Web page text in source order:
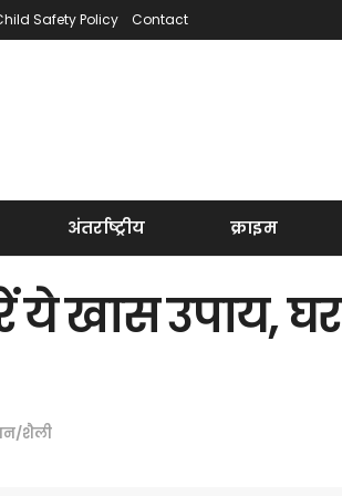
Safety Policy Contact
अंतर्राष्ट्रीय क्राइम
ये खास उपाय, घर
शैली